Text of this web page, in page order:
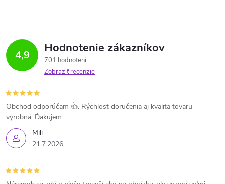
4,9 Hodnotenie zákazníkov
701 hodnotení
Zobraziť recenzie
Mili
21.7.2026
Obchod odporúčam 👍. Rýchlosť doručenia aj kvalita tovaru
výrobná. Ďakujem.